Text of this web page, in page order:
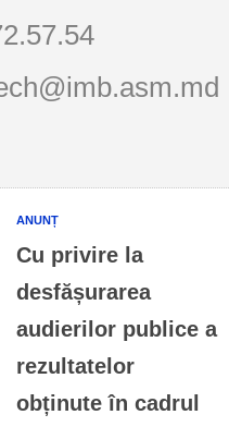
ANUNȚ
Cu privire la
desfășurarea
audierilor publice a
rezultatelor
obținute în cadrul